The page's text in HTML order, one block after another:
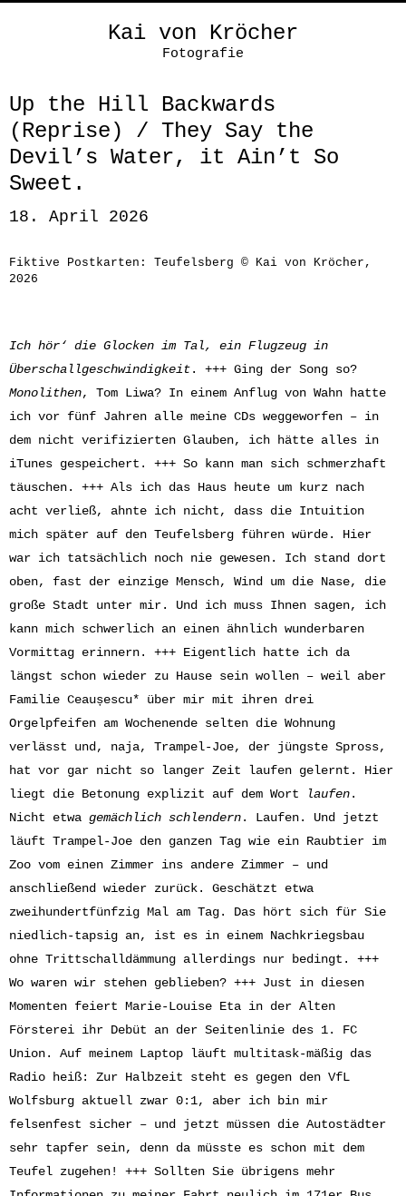
Kai von Kröcher
Fotografie
Up the Hill Backwards
(Reprise) / They Say the
Devil’s Water, it Ain’t So
Sweet.
18. April 2026
Fiktive Postkarten: Teufelsberg © Kai von Kröcher,
2026
Ich hör‘ die Glocken im Tal, ein Flugzeug in
Überschallgeschwindigkeit. +++ Ging der Song so?
Monolithen, Tom Liwa? In einem Anflug von Wahn hatte
ich vor fünf Jahren alle meine CDs weggeworfen – in
dem nicht verifizierten Glauben, ich hätte alles in
iTunes gespeichert. +++ So kann man sich schmerzhaft
täuschen. +++ Als ich das Haus heute um kurz nach
acht verließ, ahnte ich nicht, dass die Intuition
mich später auf den Teufelsberg führen würde. Hier
war ich tatsächlich noch nie gewesen. Ich stand dort
oben, fast der einzige Mensch, Wind um die Nase, die
große Stadt unter mir. Und ich muss Ihnen sagen, ich
kann mich schwerlich an einen ähnlich wunderbaren
Vormittag erinnern. +++ Eigentlich hatte ich da
längst schon wieder zu Hause sein wollen – weil aber
Familie Ceaușescu* über mir mit ihren drei
Orgelpfeifen am Wochenende selten die Wohnung
verlässt und, naja, Trampel-Joe, der jüngste Spross,
hat vor gar nicht so langer Zeit laufen gelernt. Hier
liegt die Betonung explizit auf dem Wort
laufen.
Nicht etwa gemächlich schlendern. Laufen. Und jetzt
läuft Trampel-Joe den ganzen Tag wie ein Raubtier im
Zoo vom einen Zimmer ins andere Zimmer – und
anschließend wieder zurück. Geschätzt etwa
zweihundertfünfzig Mal am Tag. Das hört sich für Sie
niedlich-tapsig an, ist es in einem Nachkriegsbau
ohne Trittschalldämmung allerdings nur bedingt. +++
Wo waren wir stehen geblieben? +++ Just in diesen
Momenten feiert Marie-Louise Eta in der Alten
Försterei ihr Debüt an der Seitenlinie des 1. FC
Union. Auf meinem Laptop läuft multitask-mäßig das
Radio heiß: Zur Halbzeit steht es gegen den VfL
Wolfsburg aktuell zwar 0:1, aber ich bin mir
felsenfest sicher – und jetzt müssen die Autostädter
sehr tapfer sein, denn da müsste es schon mit dem
Teufel zugehen! +++ Sollten Sie übrigens mehr